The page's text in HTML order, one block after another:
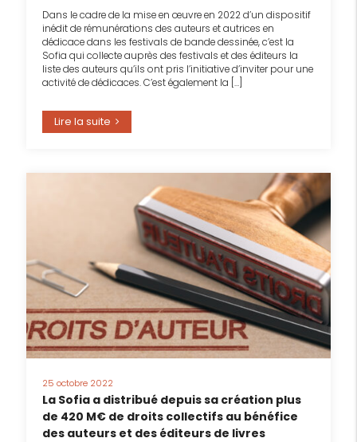
Dans le cadre de la mise en œuvre en 2022 d’un dispositif
inédit de rémunérations des auteurs et autrices en
dédicace dans les festivals de bande dessinée, c’est la
Sofia qui collecte auprès des festivals et des éditeurs la
liste des auteurs qu’ils ont pris l’initiative d’inviter pour une
activité de dédicaces. C’est également la […]
Lire la suite
25 octobre 2022
La Sofia a distribué depuis sa création plus
de 420 M€ de droits collectifs au bénéfice
des auteurs et des éditeurs de livres